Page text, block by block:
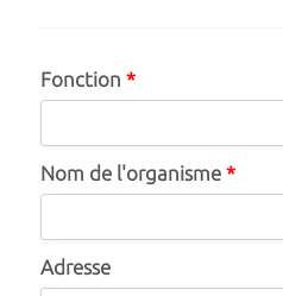
Fonction *
Nom de l'organisme *
Adresse